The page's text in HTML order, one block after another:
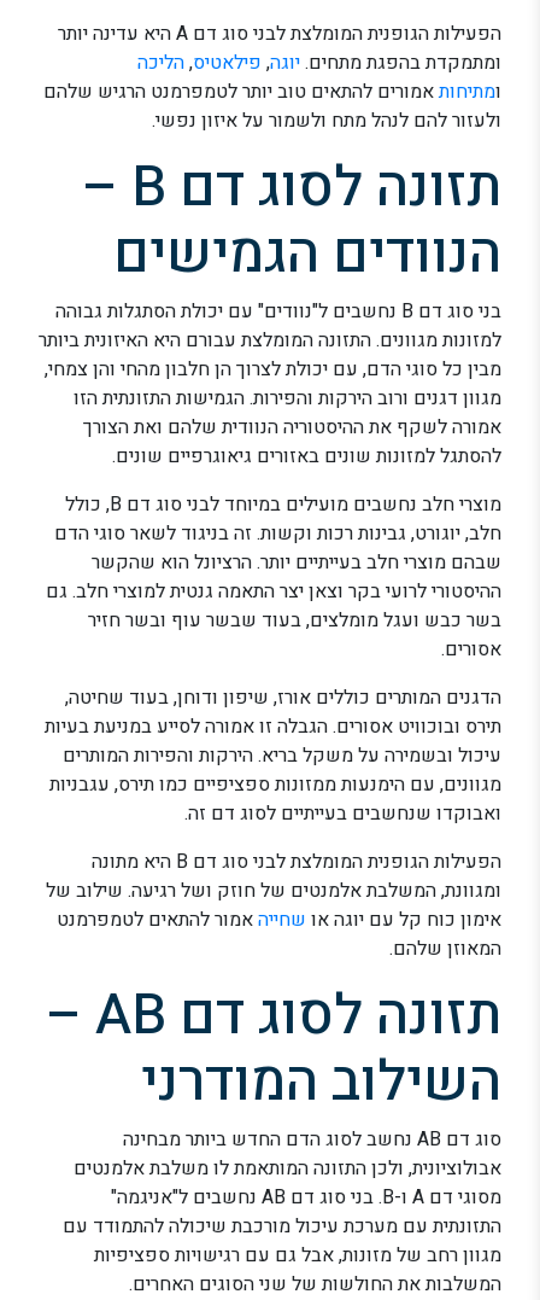
הפעילות הגופנית המומלצת לבני סוג דם A היא עדינה יותר
ומתמקדת בהפגת מתחים.יוגה, פילאטיס,הליכה
ומתיחותאמורים להתאים טוב יותר לטמפרמנט הרגיש שלהם
ולעזור להם לנהל מתח ולשמור על איזון נפשי.
תזונה לסוג דם B –
הנוודים הגמישים
בני סוג דם B נחשבים ל"נוודים" עם יכולת הסתגלות גבוהה
למזונות מגוונים. התזונה המומלצת עבורם היא האיזונית ביותר
מבין כל סוגי הדם, עם יכולת לצרוך הן חלבון מהחי והן צמחי,
מגוון דגנים ורוב הירקות והפירות. הגמישות התזונתית הזו
אמורה לשקף את ההיסטוריה הנוודית שלהם ואת הצורך
להסתגל למזונות שונים באזורים גיאוגרפיים שונים.
מוצרי חלב נחשבים מועילים במיוחד לבני סוג דם B, כולל
חלב, יוגורט, גבינות רכות וקשות. זה בניגוד לשאר סוגי הדם
שבהם מוצרי חלב בעייתיים יותר. הרציונל הוא שהקשר
ההיסטורי לרועי בקר וצאן יצר התאמה גנטית למוצרי חלב. גם
בשר כבש ועגל מומלצים, בעוד שבשר עוף ובשר חזיר
אסורים.
הדגנים המותרים כוללים אורז, שיפון ודוחן, בעוד שחיטה,
תירס ובוכוויט אסורים. הגבלה זו אמורה לסייע במניעת בעיות
עיכול ובשמירה על משקל בריא. הירקות והפירות המותרים
מגוונים, עם הימנעות ממזונות ספציפיים כמו תירס, עגבניות
ואבוקדו שנחשבים בעייתיים לסוג דם זה.
הפעילות הגופנית המומלצת לבני סוג דם B היא מתונה
ומגוונת, המשלבת אלמנטים של חוזק ושל רגיעה. שילוב של
אימון כוח קל עם יוגה או שחייהאמור להתאים לטמפרמנט
המאוזן שלהם.
תזונה לסוג דם AB –
השילוב המודרני
סוג דם AB נחשב לסוג הדם החדש ביותר מבחינה
אבולוציונית, ולכן התזונה המותאמת לו משלבת אלמנטים
מסוגי דם A ו-B. בני סוג דם AB נחשבים ל"אניגמה"
התזונתית עם מערכת עיכול מורכבת שיכולה להתמודד עם
מגוון רחב של מזונות, אבל גם עם רגישויות ספציפיות
המשלבות את החולשות של שני הסוגים האחרים.